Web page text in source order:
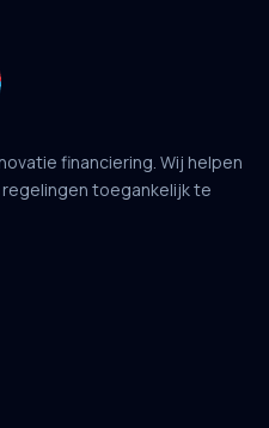
financiering. Wij helpen
toegankelijk te